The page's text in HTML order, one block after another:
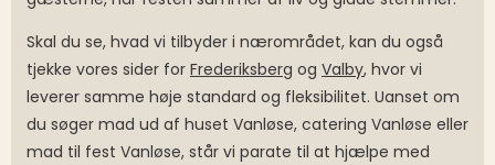
Skal du se, hvad vi tilbyder i nærområdet, kan du også
tjekke vores sider for Frederiksberg og Valby, hvor vi
leverer samme høje standard og fleksibilitet. Uanset om
du søger mad ud af huset Vanløse, catering Vanløse eller
mad til fest Vanløse, står vi parate til at hjælpe med